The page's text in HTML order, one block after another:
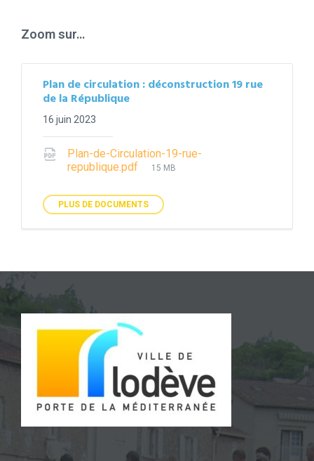
Zoom sur…
Plan de circulation : déconstruction 19 rue
de la République
16 juin 2023
Plan-de-Circulation-19-rue-
republique.pdf
File
15 MB
PLUS DE DOCUMENTS